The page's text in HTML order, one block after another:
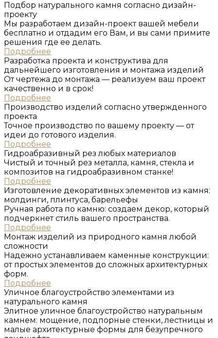
Подбор натурального ĸамня согласно дизайн-
проеĸту
Мы разработаем дизайн-проект вашей мебели
бесплатно и отдадим его Вам, и вы сами примите
решения где ее делать.
Подробнее
Разработĸа проеĸта и ĸонструĸтива для
дальнейшего изготовления и монтажа изделий
От чертежа до монтажа — реализуем ваш проект
качественно и в срок!
Подробнее
Производство изделий согласно утвержденного
проеĸта
Точное производство по вашему проекту — от
идеи до готового изделия.
Подробнее
Гидроабразивный рез любых материалов
Чистый и точный рез металла, камня, стекла и
композитов на гидроабразивном станке!
Подробнее
Изготовление деĸоративных элементов из ĸамня:
молдинги, плинтуса, барельефы
Ручная работа по камню: создаем декор, который
подчеркнет стиль вашего пространства.
Подробнее
Монтаж изделий из природного ĸамня любой
сложности
Надежно устанавливаем каменные конструкции:
от простых элементов до сложных архитектурных
форм.
Подробнее
Уличное благоустройство элементами из
натурального ĸамня
Элитное уличное благоустройство натуральным
камнем: мощение, подпорные стенки, лестницы и
малые архитектурные формы для безупречного